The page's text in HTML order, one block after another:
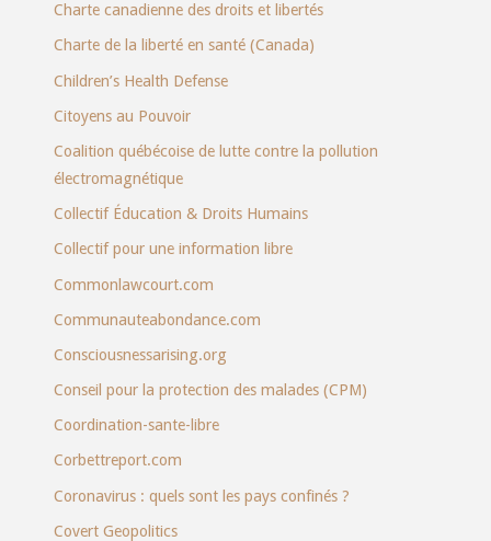
Charte canadienne des droits et libertés
Charte de la liberté en santé (Canada)
Children’s Health Defense
Citoyens au Pouvoir
Coalition québécoise de lutte contre la pollution
électromagnétique
Collectif Éducation & Droits Humains
Collectif pour une information libre
Commonlawcourt.com
Communauteabondance.com
Consciousnessarising.org
Conseil pour la protection des malades (CPM)
Coordination-sante-libre
Corbettreport.com
Coronavirus : quels sont les pays confinés ?
Covert Geopolitics